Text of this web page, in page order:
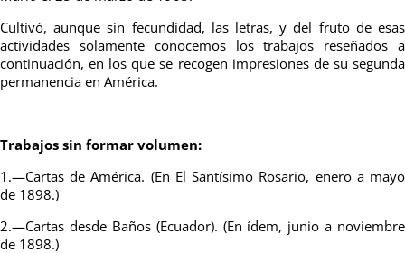
Cultivó, aunque sin fecundidad, las letras, y del fruto de esas
actividades solamente conocemos los trabajos reseñados a
continuación, en los que se recogen impresiones de su segunda
permanencia en América.
Trabajos sin formar volumen:
1.—Cartas de América. (En El Santísimo Rosario, enero a mayo
de 1898.)
2.—Cartas desde Baños (Ecuador). (En ídem, junio a noviembre
de 1898.)